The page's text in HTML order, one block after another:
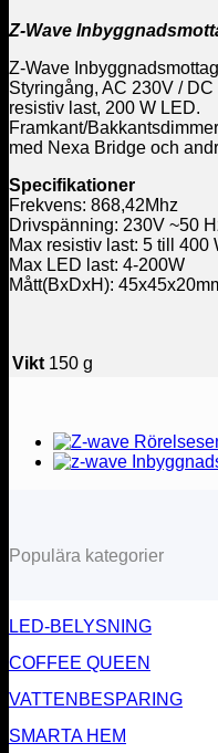
Z-Wave
Z-Wave
Styringång, AC 230V /
resistiv last, 200 W LED.
Framkant/
med Nexa Bridge och
Specifikationer
Frekvens: 868,42Mhz
Drivspänning: 230V ~50
Max resistiv last: 5 till 400
Max LED last: 4-200W
Mått(BxDxH):
Vikt 150 g
Populära kategorier
LED-BELYSNING
COFFEE QUEEN
VATTENBESPARING
SMARTA HEM